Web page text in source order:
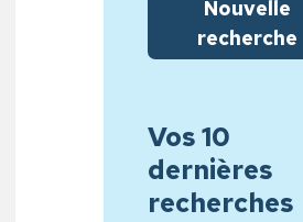
Nouvelle
recherche
Vos 10
dernières
recherches